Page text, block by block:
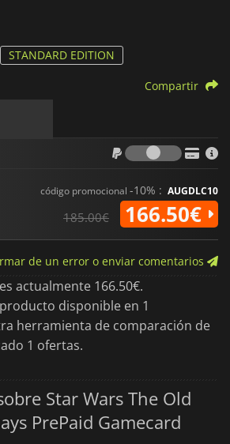
STANDARD EDITION
Compartir
Tarifas
código promocional -10% : AUGDLC10
185.00€ 166.50€
de un error o enviar comentarios
actualmente 166.50€.
disponible en 1
herramienta de comparación de
1 ofertas.
Star Wars The Old
PrePaid Gamecard